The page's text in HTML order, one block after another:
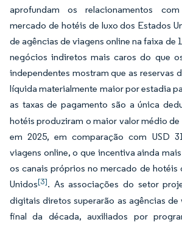
aprofundam os relacionamentos
mercado de hotéis de luxo dos Estados
de agências de viagens online na faixa de
negócios indiretos mais caros do que
independentes mostram que as reservas
líquida materialmente maior por estadia
as taxas de pagamento são a única
hotéis produziram o maior valor médio de
em 2025, em comparação com USD
viagens online, o que incentiva ainda
os canais próprios no mercado de hotéis
Unidos[3]. As associações do setor
digitais diretos superarão as agências de
final da década, auxiliados por